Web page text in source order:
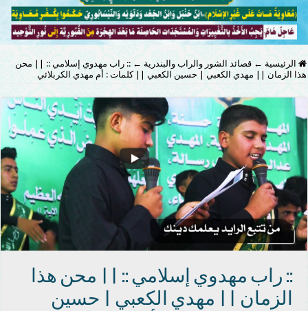
الرئيسية ← قصائد الشور والراب والبندرية ← :: راب مهدوي إسلامي :: || محن
هذا الزمان || مهدي الكعبي | حسين الكعبي || كلمات : أم مهدي الكربلائي
:: راب مهدوي إسلامي :: || محن هذا
الزمان || مهدي الكعبي | حسين